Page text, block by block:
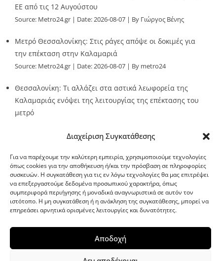
Διαχείριση Συγκατάθεσης
Για να παρέχουμε την καλύτερη εμπειρία, χρησιμοποιούμε τεχνολογίες
όπως cookies για την αποθήκευση ή/και την πρόσβαση σε πληροφορίες
συσκευών. Η συγκατάθεση για τις εν λόγω τεχνολογίες θα μας επιτρέψει
να επεξεργαστούμε δεδομένα προσωπικού χαρακτήρα, όπως
συμπεριφορά περιήγησης ή μοναδικά αναγνωριστικά σε αυτόν τον
ιστότοπο. Η μη συγκατάθεση ή η ανάκληση της συγκατάθεσης, μπορεί να
επηρεάσει αρνητικά ορισμένες λειτουργίες και δυνατότητες.
Αποδοχή
ΕΕ από τις 12 Αυγούστου
Source: Metro24.gr Date: 2026-08-07 By Γιώργος Βένης
Μετρό Θεσσαλονίκης: Στις ράγες απόψε οι δοκιμές για
την επέκταση στην Καλαμαριά
Source: Metro24.gr Date: 2026-08-07 By metro24
Θεσσαλονίκη: Τι αλλάζει στα αστικά λεωφορεία της
Καλαμαριάς ενόψει της λειτουργίας της επέκτασης του
μετρό
G-point.gr